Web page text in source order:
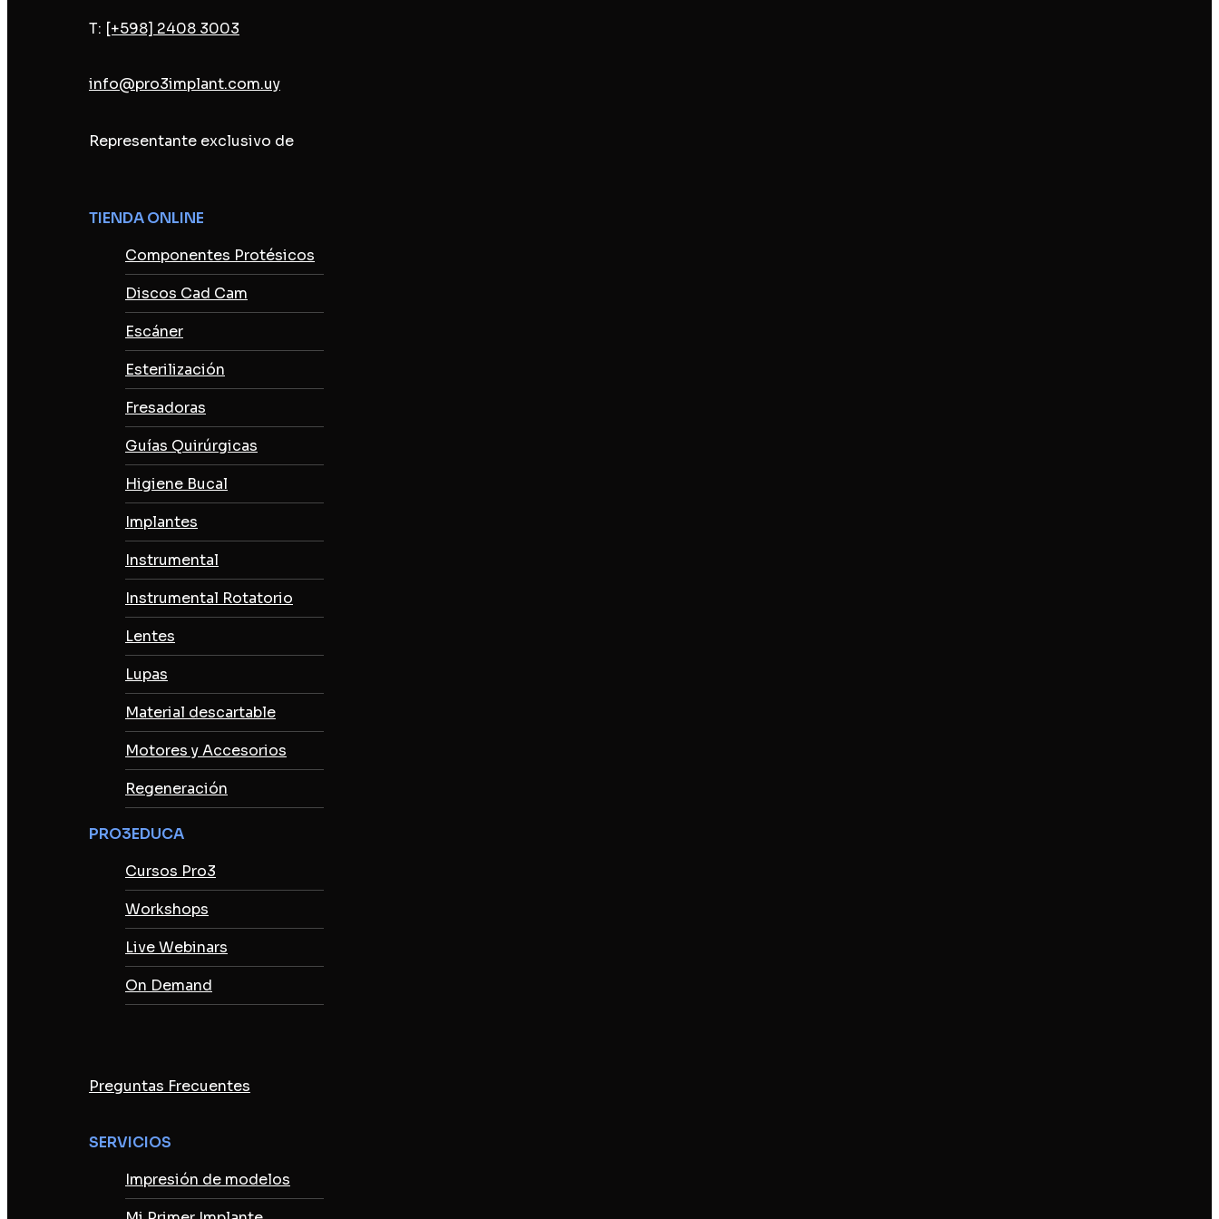
T: [+598] 2408 3003
info@pro3implant.com.uy
Representante exclusivo de
TIENDA ONLINE
Componentes Protésicos
Discos Cad Cam
Escáner
Esterilización
Fresadoras
Guías Quirúrgicas
Higiene Bucal
Implantes
Instrumental
Instrumental Rotatorio
Lentes
Lupas
Material descartable
Motores y Accesorios
Regeneración
PRO3EDUCA
Cursos Pro3
Workshops
Live Webinars
On Demand
Preguntas Frecuentes
SERVICIOS
Impresión de modelos